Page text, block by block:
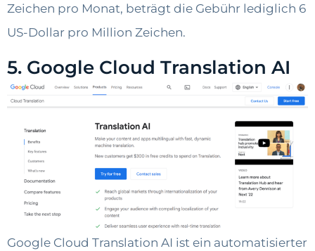
Zeichen pro Monat, beträgt die Gebühr lediglich 6
US-Dollar pro Million Zeichen.
5. Google Cloud Translation AI
Google Cloud Translation AI ist ein automatisierter